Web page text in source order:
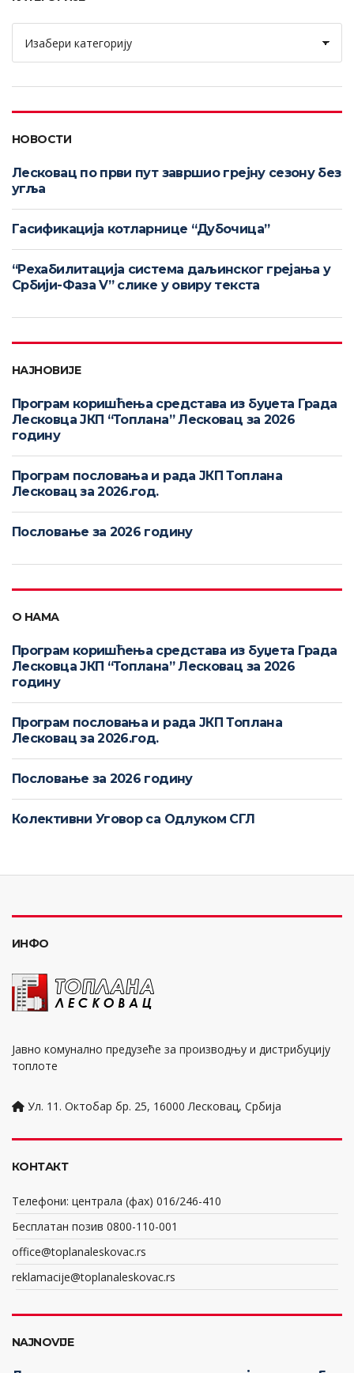
Категорије
НОВОСТИ
Лесковац по први пут завршио грејну сезону без
угља
Гасификација котларнице “Дубочица”
“Рехабилитација система даљинског грејања у
Србији-Фаза V” слике у овиру текста
НАЈНОВИЈЕ
Програм коришћења средстава из буџета Града
Лесковца ЈКП “Топлана” Лесковац за 2026
годину
Програм пословања и рада ЈКП Топлана
Лесковац за 2026.год.
Пословање за 2026 годину
О НАМА
Програм коришћења средстава из буџета Града
Лесковца ЈКП “Топлана” Лесковац за 2026
годину
Програм пословања и рада ЈКП Топлана
Лесковац за 2026.год.
Пословање за 2026 годину
Колективни Уговор са Одлуком СГЛ
ИНФО
Јавно комунално предузеће за производњу и дистрибуцију
топлоте
Ул. 11. Октобар бр. 25, 16000 Лесковац, Србија
КОНТАКТ
Телефони: централа (фах) 016/246-410
Бесплатан позив 0800-110-001
office@toplanaleskovac.rs
reklamacije@toplanaleskovac.rs
NAJNOVIJE